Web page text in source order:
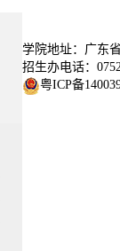
学院地址：广东
招生办电话：
粤ICP备